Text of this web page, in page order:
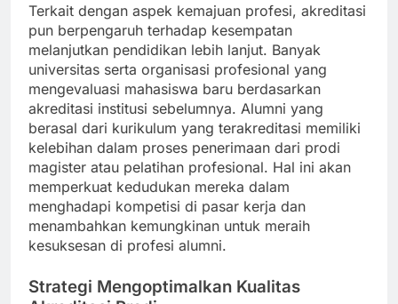
Terkait dengan aspek kemajuan profesi, akreditasi
pun berpengaruh terhadap kesempatan
melanjutkan pendidikan lebih lanjut. Banyak
universitas serta organisasi profesional yang
mengevaluasi mahasiswa baru berdasarkan
akreditasi institusi sebelumnya. Alumni yang
berasal dari kurikulum yang terakreditasi memiliki
kelebihan dalam proses penerimaan dari prodi
magister atau pelatihan profesional. Hal ini akan
memperkuat kedudukan mereka dalam
menghadapi kompetisi di pasar kerja dan
menambahkan kemungkinan untuk meraih
kesuksesan di profesi alumni.
Strategi Mengoptimalkan Kualitas